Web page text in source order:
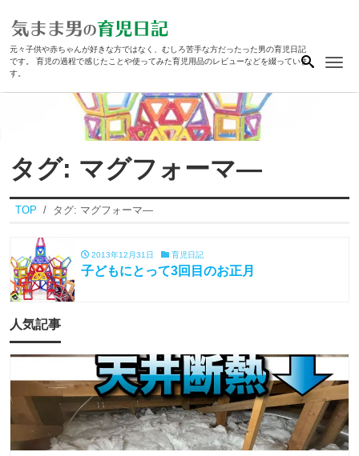
元々子供や赤ちゃんが好きな方ではなく、むしろ苦手な方だったった男の育児日記
です。 育児の過程で感じたことや使ってみた育児用品のレビューなどを綴っていま
す。
タグ: マグフォーマ―
TOP タグ: マグフォーマ―
2013年12月31日 育児日記
子どもにとって3回目のお正月
人気記事